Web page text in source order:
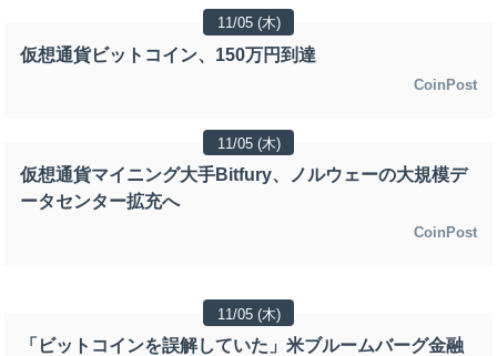
11/05 (木)
仮想通貨ビットコイン、150万円到達
CoinPost
11/05 (木)
仮想通貨マイニング大手Bitfury、ノルウェーの大規模デ
ータセンター拡充へ
CoinPost
11/05 (木)
「ビットコインを誤解していた」米ブルームバーグ金融